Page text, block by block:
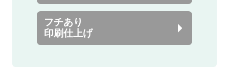
フチあり
印刷仕上げ